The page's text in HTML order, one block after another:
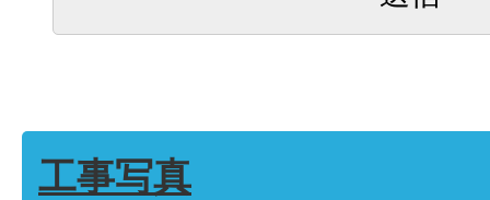
工事写真